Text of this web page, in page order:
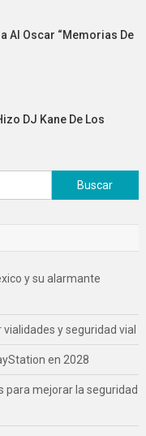
Al Oscar “Memorias De
DJ Kane De Los
Buscar:
y su alarmante
y seguridad vial
en 2028
para mejorar la seguridad